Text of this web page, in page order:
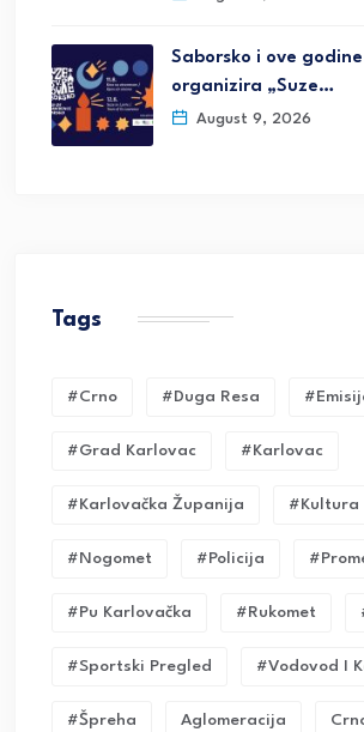
Saborsko i ove godine
organizira „Suze…
August 9, 2026
Tags
#crno #duga Resa
#grad Karlovac #karlovac
#karlovačka Županija #kultura
#nogomet #policija
#pu Karlovačka #rukomet
#sportski Pregled #vodovod I
#Špreha Aglomeracija